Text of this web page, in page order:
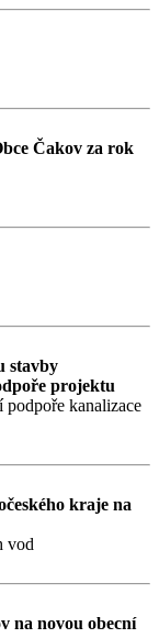
Čakov za rok
stavby
projektu
kanalizace
kraje na
vod
na novou obecní